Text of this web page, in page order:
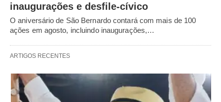
inaugurações e desfile-cívico
O aniversário de São Bernardo contará com mais de 100
ações em agosto, incluindo inaugurações,…
ARTIGOS RECENTES